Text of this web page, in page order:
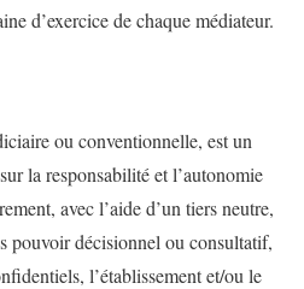
d’exercice de chaque médiateur.
ou conventionnelle, est un
la responsabilité et l’autonomie
avec l’aide d’un tiers neutre,
pouvoir décisionnel ou consultatif,
l’établissement et/ou le